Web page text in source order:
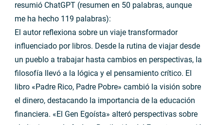
resumió ChatGPT (resumen en 50 palabras, aunque
me ha hecho 119 palabras):
El autor reflexiona sobre un viaje transformador
influenciado por libros. Desde la rutina de viajar desde
un pueblo a trabajar hasta cambios en perspectivas, la
filosofía llevó a la lógica y el pensamiento crítico. El
libro «Padre Rico, Padre Pobre» cambió la visión sobre
el dinero, destacando la importancia de la educación
financiera. «El Gen Egoísta» alteró perspectivas sobre